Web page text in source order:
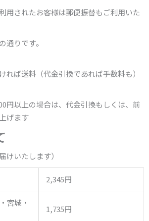
用されたお客様は郵便振替もご利用いた
通りです。
ば送料（代金引換であれば手数料も）
円以上の場合は、代金引換もしくは、前
げます
けいたします）
2,345円
宮城・
1,735円